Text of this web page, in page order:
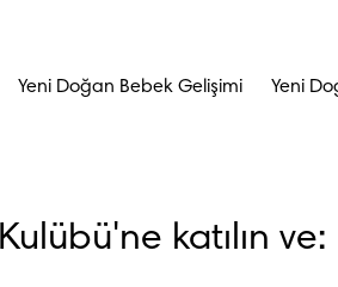
Yeni Doğan Bebek Gelişimi Yeni
katılın ve: